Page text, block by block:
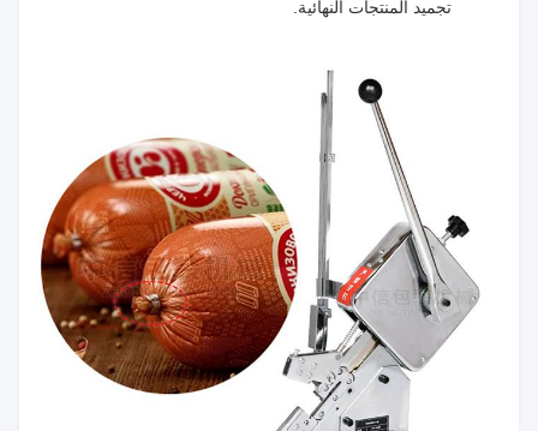
تجميد المنتجات النهائية.